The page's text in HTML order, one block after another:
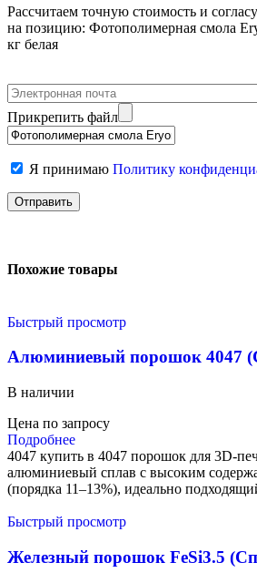
Рассчитаем точную стоимость и
на позицию: Фотополимерная смола
кг белая
Прикрепить файл
Я принимаю Политику
Похожие товары
Быстрый просмотр
Алюминиевый порошок 4047
В наличии
Цена по запросу
Подробнее
4047 купить в 4047 порошок для 3D-
алюминиевый сплав с высоким
(порядка 11–13%), идеально
Быстрый просмотр
Железный порошок FeSi3.5